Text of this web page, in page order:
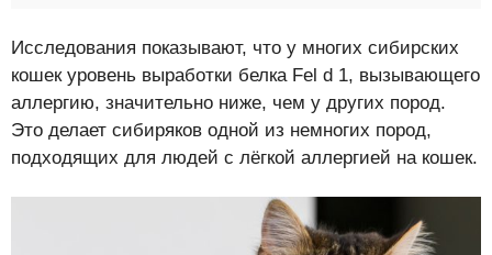
Исследования показывают, что у многих сибирских
кошек уровень выработки белка Fel d 1, вызывающего
аллергию, значительно ниже, чем у других пород.
Это делает сибиряков одной из немногих пород,
подходящих для людей с лёгкой аллергией на кошек.